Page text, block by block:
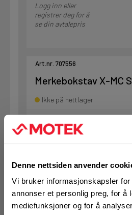
Denne nettsiden anvender
Vi bruker informasjonskapsler for
annonser et personlig preg, for å
mediefunksjoner og for å
Logg inn eller
registrer deg for å
se din avtalepris
Art.nr. 707556
Merkebokstav X-MC
Ikke på nettlager
1 Stk
Logg inn eller
registrer deg for å
se din avtalepris